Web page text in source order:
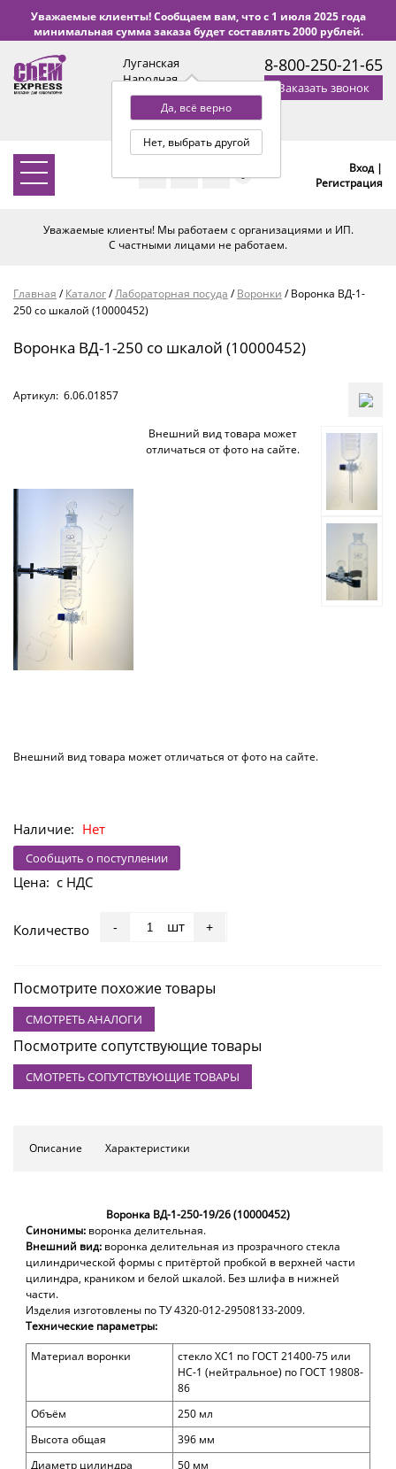
Уважаемые клиенты! Сообщаем вам, что с 1 июля 2025 года
минимальная сумма заказа будет составлять 2000 рублей.
Луганская
Народная
Республика
Да, всё верно
Нет, выбрать другой
с 9:00 до 18:00 по Уфе
(+2 МСК)
8-800-250-21-65
Заказать звонок
0
Вход |
Регистрация
Уважаемые клиенты! Мы работаем с организациями и ИП.
С частными лицами не работаем.
Главная /Каталог/Лабораторная посуда /Воронки /Воронка ВД-1-
250 со шкалой (10000452)
Воронка ВД-1-250 со шкалой (10000452)
Артикул: 6.06.01857
Внешний вид товара может
отличаться от фото на сайте.
Внешний вид товара может отличаться от фото на сайте.
Наличие: Нет
Сообщить о поступлении
Цена: с НДС
Количество - шт +
Посмотрите похожие товары
СМОТРЕТЬ АНАЛОГИ
Посмотрите сопутствующие товары
СМОТРЕТЬ СОПУТСТВУЮЩИЕ ТОВАРЫ
Описание Характеристики
Воронка ВД-1-250-19/26 (10000452)
Синонимы: воронка делительная.
Внешний вид: воронка делительная из прозрачного стекла
цилиндрической формы с притёртой пробкой в верхней части
цилиндра, краником и белой шкалой. Без шлифа в нижней
части.
Изделия изготовлены по ТУ 4320-012-29508133-2009.
Технические параметры:
Материал воронки
стекло ХС1 по ГОСТ 21400-75 или
НС-1 (нейтральное) по ГОСТ 19808-
86
Объём
250 мл
Высота общая
396 мм
Диаметр цилиндра
50 мм